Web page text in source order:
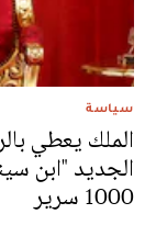
سياسة
الملك يعطي
الجديد "ابن
1000 سرير